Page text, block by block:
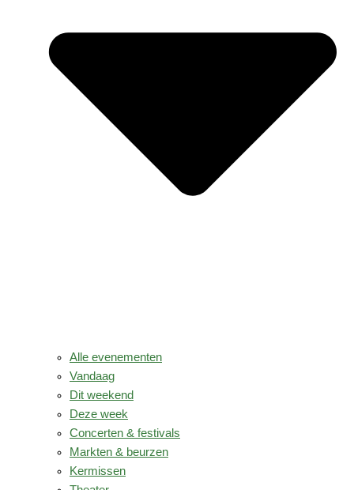
Alle evenementen
Vandaag
Dit weekend
Deze week
Concerten & festivals
Markten & beurzen
Kermissen